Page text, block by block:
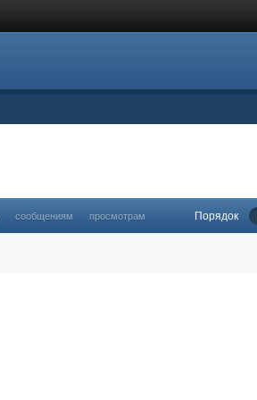
сообщениям просмотрам Порядок